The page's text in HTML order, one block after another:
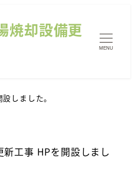
焼却設備更
MENU
しました。
工事 HPを開設しまし